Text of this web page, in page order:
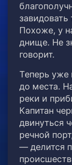
завидовать
Похоже, у
днище. Не
говорит.
Теперь уже
до места.
реки и
Капитан
двинуться
речной
— делится